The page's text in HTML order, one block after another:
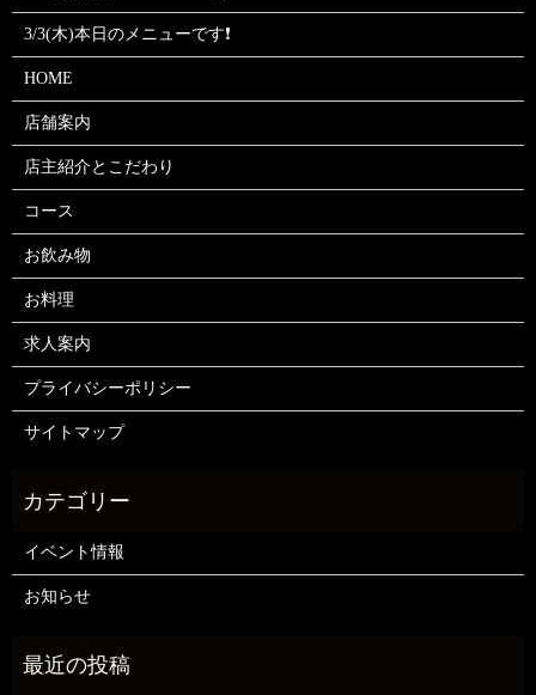
3/3(木)本日のメニューです❗
HOME
店舗案内
店主紹介とこだわり
コース
お飲み物
お料理
求人案内
プライバシーポリシー
サイトマップ
イベント情報
お知らせ